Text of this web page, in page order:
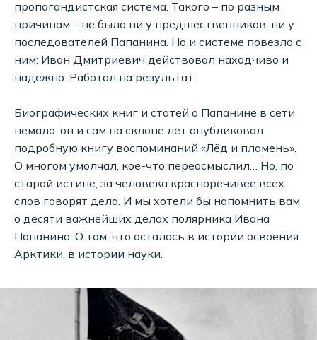
пропагандистская система. Такого – по разным
причинам – не было ни у предшественников, ни у
последователей Папанина. Но и системе повезло с
ним: Иван Дмитриевич действовал находчиво и
надёжно. Работал на результат.
Биографических книг и статей о Папанине в сети
немало: он и сам на склоне лет опубликовал
подробную книгу воспоминаний «Лёд и пламень».
О многом умолчал, кое-что переосмыслил… Но, по
старой истине, за человека красноречивее всех
слов говорят дела. И мы хотели бы напомнить вам
о десяти важнейших делах полярника Ивана
Папанина. О том, что осталось в истории освоения
Арктики, в истории науки.